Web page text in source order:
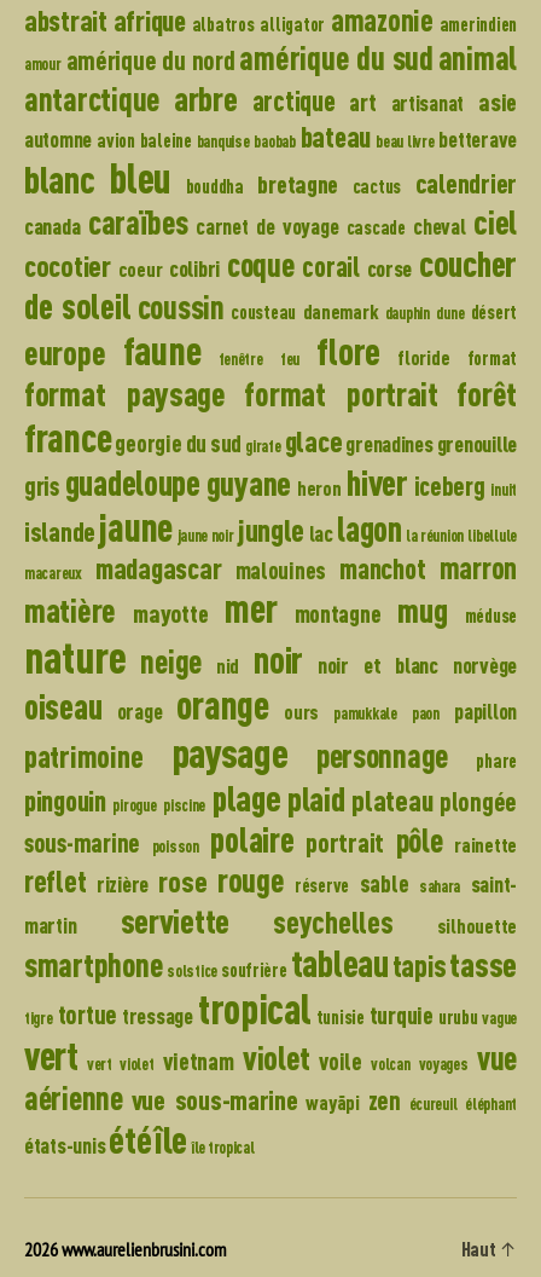
abstrait afrique albatros alligator amazonie amerindien
amour amérique du nord amérique du sudanimal
antarctique arbre arctique art artisanat asie
automne avion baleine banquise baobab bateau beau livre betterave
blanc bleu bouddha bretagne cactus calendrier
canada caraïbes carnet de voyage cascade cheval ciel
cocotier coeur colibri coque corail corse coucher
de soleil coussin cousteau danemark dauphin dune désert
europe faune fenêtre feu flore floride format
format paysage format portrait forêt
francegeorgie du sud girafe glacegrenadinesgrenouille
gris guadeloupe guyane heron hiver iceberg inuit
islandejaune jaune noir jungle laclagon la réunion libellule
macareux
madagascar malouines manchot marron
matière mayotte mer montagne mug méduse
nature neige nid noir noir et blanc norvège
oiseau orage orange ours pamukkale paon papillon
patrimoine paysage personnage phare
pingouin pirogue piscine plage plaid plateau plongée
sous-marine
poisson polaire portrait pôle rainette
reflet rizière rose rouge réserve sable sahara
saint-
martin
serviette seychelles silhouette
smartphone solstice soufrière tableautapistasse
tigre tortue tressage tropical tunisie turquie urubu vague
vert vert violet vietnam violet voile volcan voyages vue
aérienne vue sous-marine wayãpi zen écureuil éléphant
états-unisétéîle île tropical
2026www.aurelienbrusini.com Haut ↑